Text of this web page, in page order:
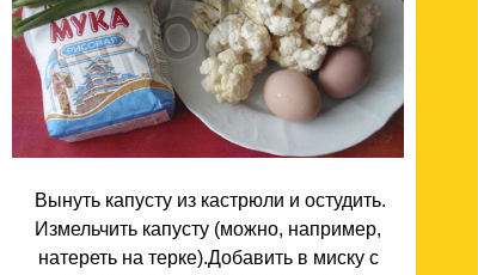
Вынуть капусту из кастрюли и остудить.
Измельчить капусту (можно, например,
натереть на терке).Добавить в миску с